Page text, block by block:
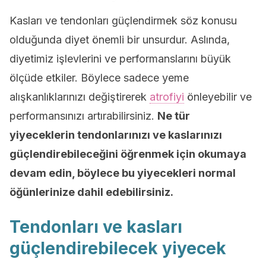
Kasları ve tendonları güçlendirmek söz konusu
olduğunda diyet önemli bir unsurdur. Aslında,
diyetimiz işlevlerini ve performanslarını büyük
ölçüde etkiler. Böylece sadece yeme
alışkanlıklarınızı değiştirerek atrofiyi önleyebilir ve
performansınızı artırabilirsiniz. Ne tür
yiyeceklerin tendonlarınızı ve kaslarınızı
güçlendirebileceğini öğrenmek için okumaya
devam edin, böylece bu yiyecekleri normal
öğünlerinize dahil edebilirsiniz.
Tendonları ve kasları
güçlendirebilecek yiyecek